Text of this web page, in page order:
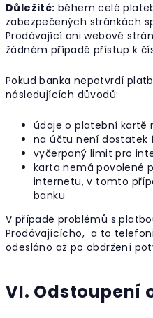
Důležité: během celé
zabezpečených stránkách
Prodávající ani webové
žádném případě přístup k
Pokud banka nepotvrdí
následujících důvodů:
údaje o platební kartě
na účtu není dostatek
vyčerpaný limit pro
karta nemá povolené
internetu, v tomto
banku
V případě problémů s
Prodávajícícho, a to
odesláno až po obdržení
VI. Odstoupení